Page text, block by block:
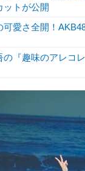
ットが公開
可愛さ全開！
の『趣味のアレコレ